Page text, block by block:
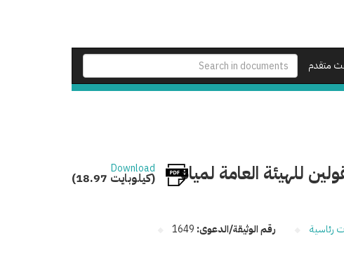
متقدم
للهيئة العامة لمياه Download
(18.97 كيلوبايت)
رئاسية رقم الوثيقة/الدعوى: 1649